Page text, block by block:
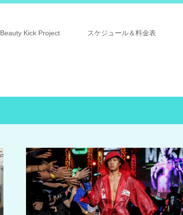
Beauty Kick Project スケジュール＆料金表